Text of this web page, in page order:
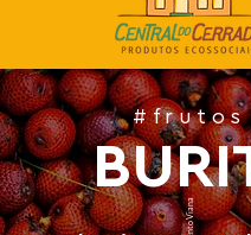
#frutos